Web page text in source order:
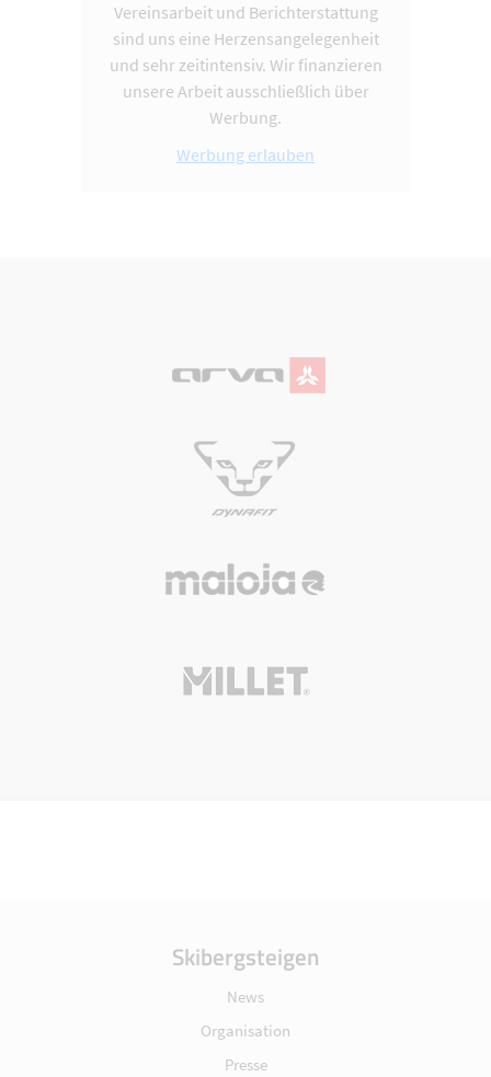
Vereinsarbeit und Berichterstattung
sind uns eine Herzensangelegenheit
und sehr zeitintensiv. Wir finanzieren
unsere Arbeit ausschließlich über
Werbung.
Werbung erlauben
Skibergsteigen
News
Organisation
Presse